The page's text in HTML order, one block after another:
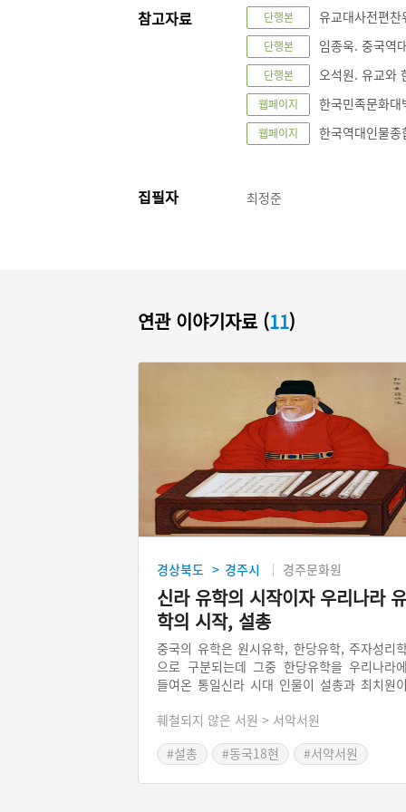
참고자료 단행본 유교대사전편
단행본 임종욱. 중국역
단행본 오석원. 유교와
웹페이지 한국민족문화
웹페이지 한국역대인물
집필자 최정준
연관 이야기자료 (11)
경상북도 > 경주시 경주문화원
신라 유학의 시작이자 우리나라 유
학의 시작, 설총
중국의 유학은 원시유학, 한당유학, 주자성리
으로 구분되는데 그중 한당유학을 우리나라
들여온 통일신라 시대 인물이 설총과 최치원
‘이두’로 표기해 사람들이 경전의 한문을 읽
되었는지 보여주는 기록은 전해지지 않았고
훼철되지 않은 서원 > 서악서원
#설총
#동국18현 #서약서원